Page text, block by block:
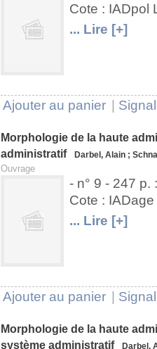
U
V
Cote : IADpol
... Lire [+]
Ajouter au panier
Morphologie de la haute
administratif
Darbel, Alain ;
Ouvrage
U
V
- n° 9 - 247 p.
Cote :
... Lire [+]
Ajouter au panier
Morphologie de la haute
système administratif
Darbel,